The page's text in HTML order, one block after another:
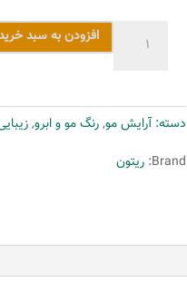
سری
Natural
Shades
افزودن به سبد
دسته:آرایش مو,رنگ مو و ابرو,
Brand: ریتون